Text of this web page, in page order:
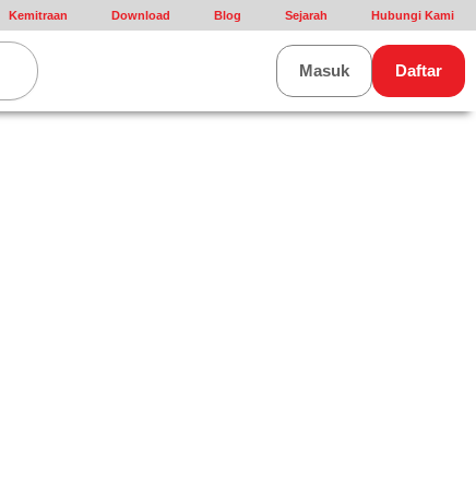
Kemitraan Download Blog Sejarah Hubungi Kami
Daftar
Masuk